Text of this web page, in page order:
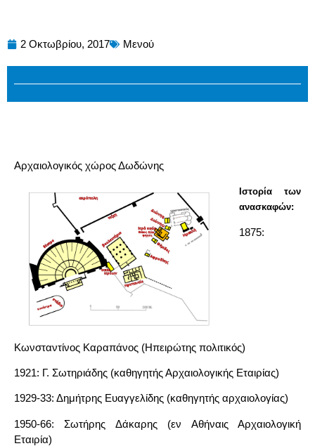
2 Οκτωβρίου, 2017 Μενού
Αρχαιολογικός χώρος Δωδώνης
Ιστορία των
ανασκαφών:
1875:
Κωνσταντίνος Καραπάνος (Ηπειρώτης πολιτικός)
1921: Γ. Σωτηριάδης (καθηγητής Αρχαιολογικής Εταιρίας)
1929-33: Δημήτρης Ευαγγελίδης (καθηγητής αρχαιολογίας)
1950-66: Σωτήρης Δάκαρης (εν Αθήναις Αρχαιολογική
Εταιρία)